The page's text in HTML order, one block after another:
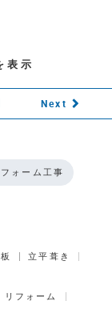
表示
Next
フォーム工事
立平葺き
リフォーム